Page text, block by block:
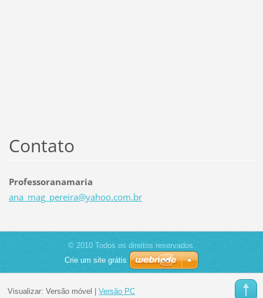
Contato
Professoranamaria
ana_mag_ pereira@yahoo.com.br
© 2010 Todos os direitos reservados.
Crie um site grátis
Visualizar: Versão móvel | Versão PC